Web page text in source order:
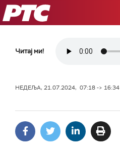
РТС
Читај ми!
НЕДЕЉА, 21.07.2024, 07:18 -> 16:34